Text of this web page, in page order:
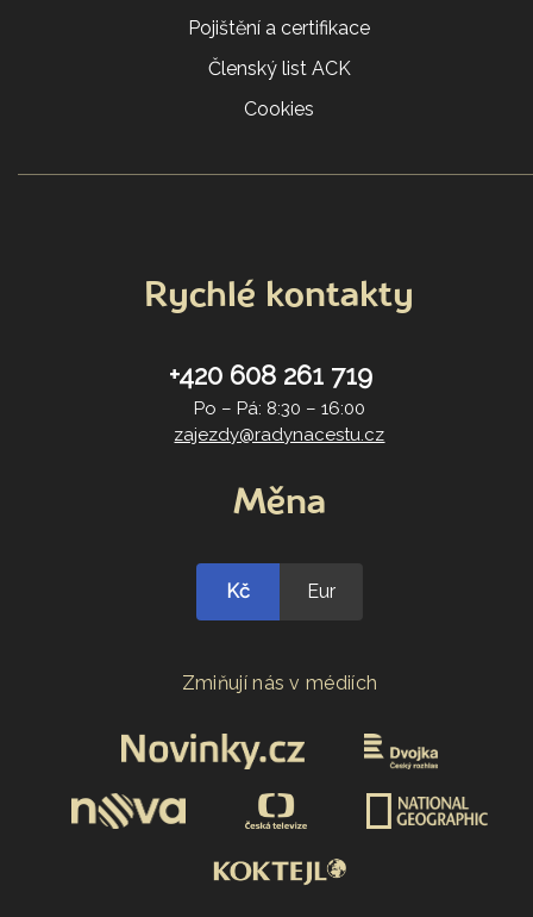
Pojištění a certifikace
Členský list ACK
Cookies
Rychlé kontakty
+420 608 261 719
Po – Pá: 8:30 – 16:00
zajezdy@radynacestu.cz
Měna
Kč Eur
Zmiňují nás v médiích